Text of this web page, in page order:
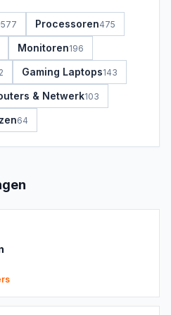
577 Processoren475
Monitoren196
Gaming Laptops143
& Netwerk103
64